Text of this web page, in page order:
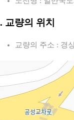
교량의 위치
교량의 주소 : 경